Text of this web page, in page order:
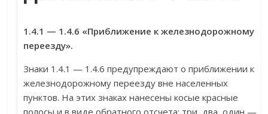
1.4.1 — 1.4.6 «Приближение к железнодорожному
переезду».
Знаки 1.4.1 — 1.4.6 предупреждают о приближении к
железнодорожному переезду вне населенных
пунктов. На этих знаках нанесены косые красные